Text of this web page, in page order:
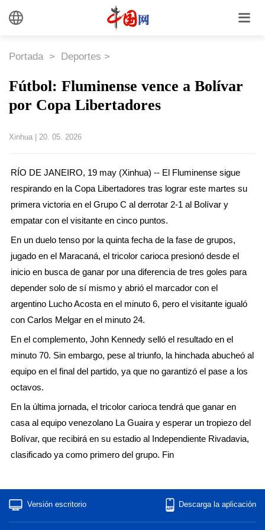
Portada > Deportes >
Fútbol: Fluminense vence a Bolívar
por Copa Libertadores
Xinhua 20. 05. 2026
RÍO DE JANEIRO, 19 may (Xinhua) -- El Fluminense sigue
respirando en la Copa Libertadores tras lograr este martes su
primera victoria en el Grupo C al derrotar 2-1 al Bolívar y
empatar con el visitante en cinco puntos.
En un duelo tenso por la quinta fecha de la fase de grupos,
jugado en el Maracaná, el tricolor carioca presionó desde el
inicio en busca de ganar por una diferencia de tres goles para
depender solo de sí mismo y abrió el marcador con el
argentino Lucho Acosta en el minuto 6, pero el visitante igualó
con Carlos Melgar en el minuto 24.
En el complemento, John Kennedy selló el resultado en el
minuto 70. Sin embargo, pese al triunfo, la hinchada abucheó al
equipo en el final del partido, ya que no garantizó el pase a los
octavos.
En la última jornada, el tricolor carioca tendrá que ganar en
casa al equipo venezolano La Guaira y esperar un tropiezo del
Bolívar, que recibirá en su estadio al Independiente Rivadavia,
clasificado ya como primero del grupo. Fin
Versión escritorio Descarga la aplicación